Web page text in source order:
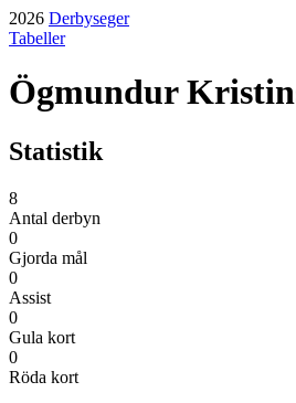
2026 Derbyseger
Tabeller
Ögmundur
Statistik
8
Antal derbyn
0
Gjorda mål
0
Assist
0
Gula kort
0
Röda kort